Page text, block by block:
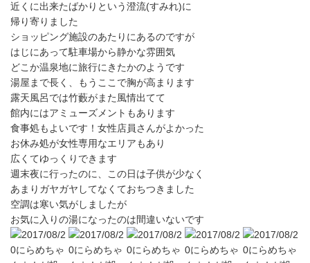
近くに出来たばかりという澄流(すみれ)に
帰り寄りました
ショッピング施設のあたりにあるのですが
はじにあって駐車場から静かな雰囲気
どこか温泉地に旅行にきたかのようです
湯屋まで長く、もうここで胸が高まります
露天風呂では竹藪がまた風情出てて
館内にはアミューズメントもあります
食事処もよいです！女性店員さんがよかった
お休み処が女性専用なエリアもあり
広くてゆっくりできます
週末夜に行ったのに、この日は子供が少なく
あまりガヤガヤしてなくておちつきました
空調は寒い気がしましたが
お気に入りの湯になったのは間違いないです